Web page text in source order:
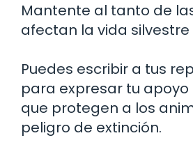
Mantente al tanto de
afectan la vida silvestre
Puedes escribir a tus
para expresar tu
que protegen a los
peligro de extinción.